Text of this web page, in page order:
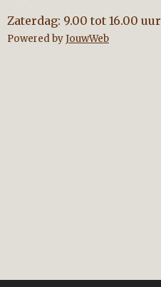
Zaterdag: 9.00 tot 16.00 uur
Powered byJouwWeb